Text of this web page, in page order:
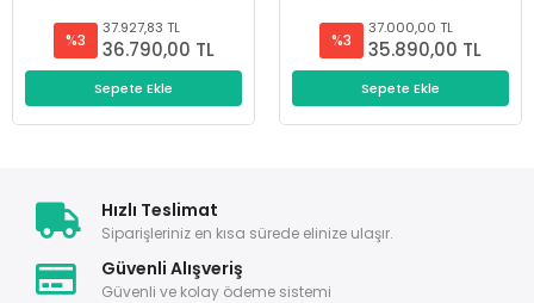
%3
37.927,83 TL
36.790,00 TL
Sepete Ekle
%3
37.000,00 TL
35.890,00 TL
Sepete Ekle
Hızlı Teslimat
Siparişleriniz en kısa sürede elinize ulaşır.
Güvenli Alışveriş
Güvenli ve kolay ödeme sistemi